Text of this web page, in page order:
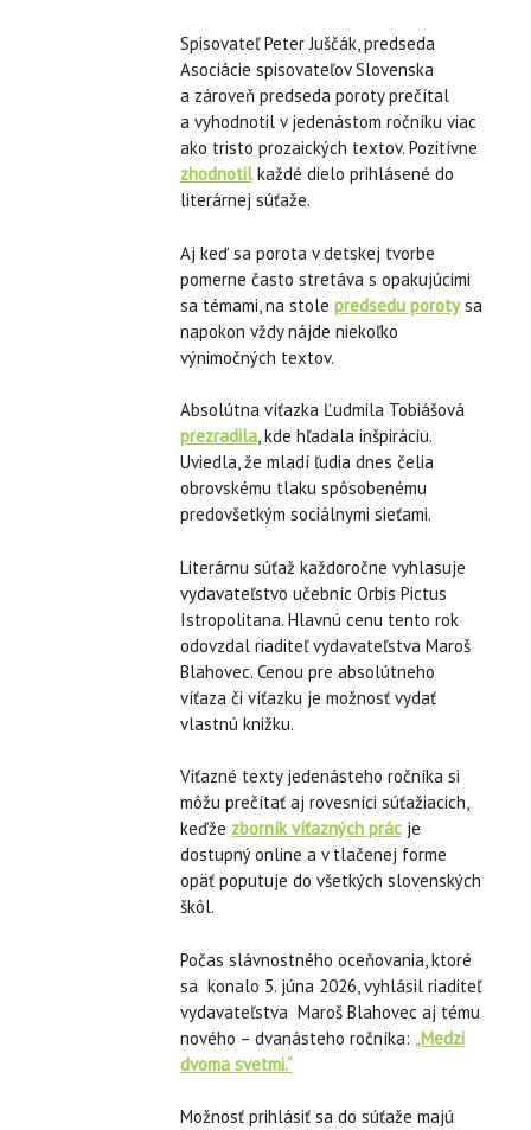
Spisovateľ Peter Juščák, predseda
Asociácie spisovateľov Slovenska
a zároveň predseda poroty prečítal
a vyhodnotil v jedenástom ročníku viac
ako tristo prozaických textov. Pozitívne
zhodnotilkaždé dielo prihlásené do
literárnej súťaže.
Aj keď sa porota v detskej tvorbe
pomerne často stretáva s opakujúcimi
sa témami, na stole predsedu porotysa
napokon vždy nájde niekoľko
výnimočných textov.
Absolútna víťazka Ľudmila Tobiášová
prezradila, kde hľadala inšpiráciu.
Uviedla, že mladí ľudia dnes čelia
obrovskému tlaku spôsobenému
predovšetkým sociálnymi sieťami.
Literárnu súťaž každoročne vyhlasuje
vydavateľstvo učebníc Orbis Pictus
Istropolitana. Hlavnú cenu tento rok
odovzdal riaditeľ vydavateľstva Maroš
Blahovec. Cenou pre absolútneho
víťaza či víťazku je možnosť vydať
vlastnú knižku.
Víťazné texty jedenásteho ročníka si
môžu prečítať aj rovesníci súťažiacich,
keďže zborník víťazných prácje
dostupný online a v tlačenej forme
opäť poputuje do všetkých slovenských
škôl.
Počas slávnostného oceňovania, ktoré
sa konalo 5. júna 2026, vyhlásil riaditeľ
vydavateľstva Maroš Blahovec aj tému
nového – dvanásteho ročníka: „Medzi
dvoma svetmi.“
Možnosť prihlásiť sa do súťaže majú